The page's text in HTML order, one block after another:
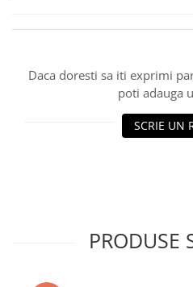
Daca doresti sa iti exprimi
poti adauga
SCRIE UN
PRODUSE